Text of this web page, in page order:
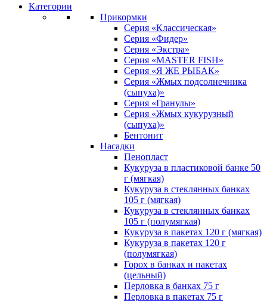
Категории
Прикормки
Серия «Классическая»
Серия «Фидер»
Серия «Экстра»
Серия «MASTER FISH»
Серия «Я ЖЕ РЫБАК»
Серия «Жмых подсолнечника
(сыпуха)»
Cерия «Гранулы»
Серия «Жмых кукурузный
(сыпуха)»
Бентонит
Насадки
Пенопласт
Кукуруза в пластиковой банке 50
г (мягкая)
Кукуруза в стеклянных банках
105 г (мягкая)
Кукуруза в стеклянных банках
105 г (полумягкая)
Кукуруза в пакетах 120 г (мягкая)
Кукуруза в пакетах 120 г
(полумягкая)
Горох в банках и пакетах
(цельный)
Перловка в банках 75 г
Перловка в пакетах 75 г